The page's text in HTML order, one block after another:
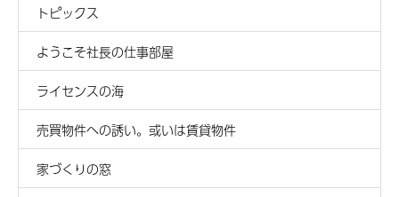
トピックス
ようこそ社長の仕事部屋
ライセンスの海
売買物件への誘い。或いは賃貸物件
家づくりの窓